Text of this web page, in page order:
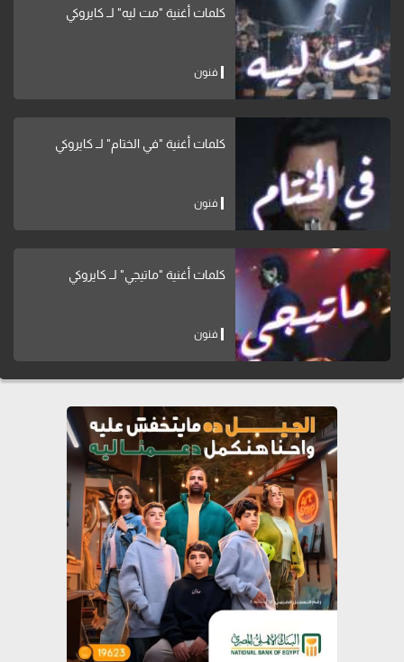
كلمات أغنية "مت ليه" لــ كايروكي
فنون
كلمات أغنية "في الختام" لــ كايروكي
فنون
كلمات أغنية "ماتيجي" لــ كايروكي
فنون